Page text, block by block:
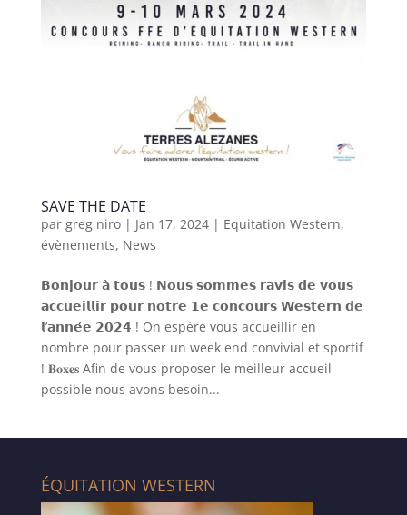
SAVE THE DATE
par greg niro| Jan 17, 2024| Equitation Western,
évènements, News
𝗕𝗼𝗻𝗷𝗼𝘂𝗿 𝗮̀ 𝘁𝗼𝘂𝘀 ! 𝗡𝗼𝘂𝘀 𝘀𝗼𝗺𝗺𝗲𝘀 𝗿𝗮𝘃𝗶𝘀 𝗱𝗲 𝘃𝗼𝘂𝘀
𝗮𝗰𝗰𝘂𝗲𝗶𝗹𝗹𝗶𝗿 𝗽𝗼𝘂𝗿 𝗻𝗼𝘁𝗿𝗲 𝟭𝗲 𝗰𝗼𝗻𝗰𝗼𝘂𝗿𝘀 𝗪𝗲𝘀𝘁𝗲𝗿𝗻 𝗱𝗲
𝗹’𝗮𝗻𝗻𝗲́𝗲 𝟮𝟬𝟮𝟰 ! On espère vous accueillir en
nombre pour passer un week end convivial et sportif
! 𝐁𝐨𝐱𝐞𝐬 Afin de vous proposer le meilleur accueil
possible nous avons besoin...
ÉQUITATION WESTERN